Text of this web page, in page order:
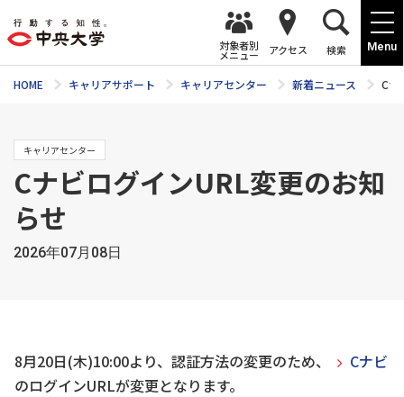
Menu
対象者別
メニュー アクセス 検索
HOME キャリアサポート キャリアセンター 新着ニュース Cナ
キャリアセンター
CナビログインURL変更のお知
らせ
2026年07月08日
8月20日(木)10:00より、認証方法の変更のため、
Cナビ
のログインURLが変更となります。